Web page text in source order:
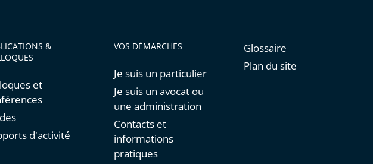
&
et
d'activité
VOS DÉMARCHES
Je suis un particulier
Je suis un avocat ou
une administration
Contacts et
informations
pratiques
Glossaire
Plan du site